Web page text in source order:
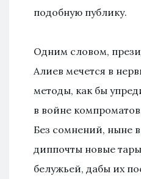
подобную публику.
Одним словом,
Алиев мечется в
методы, как бы
в войне
Без сомнений, ныне
диппочты новые
белужьей, дабы их